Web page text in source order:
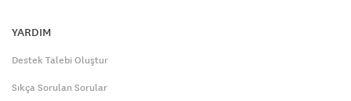
YARDIM
Destek Talebi Oluştur
Sıkça Sorulan Sorular